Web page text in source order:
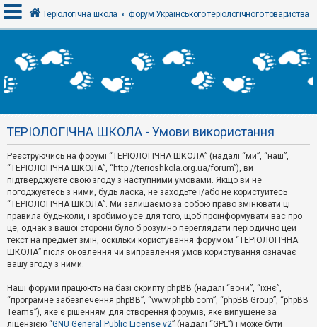
х
і
Р
є
с
т
р
а
ц
я
Т
м
и
б
е
Теріологічна школа форум Українського теріологічного товариства
ТЕРІОЛОГІЧНА ШКОЛА - Умови використання
Реєструючись на форумі “ТЕРІОЛОГІЧНА ШКОЛА” (надалі “ми”, “наш”,
“ТЕРІОЛОГІЧНА ШКОЛА”, “http://terioshkola.org.ua/forum”), ви
підтверджуєте свою згоду з наступними умовами. Якщо ви не
погоджуєтесь з ними, будь ласка, не заходьте і/або не користуйтесь
“ТЕРІОЛОГІЧНА ШКОЛА”. Ми залишаємо за собою право змінювати ці
правила будь-коли, і зробимо усе для того, щоб проінформувати вас про
це, однак з вашої сторони було б розумно переглядати періодично цей
текст на предмет змін, оскільки користування форумом “ТЕРІОЛОГІЧНА
ШКОЛА” після оновлення чи виправлення умов користування означає
вашу згоду з ними.
Наші форуми працюють на базі скрипту phpBB (надалі “вони”, “їхнє”,
“програмне забезпечення phpBB”, “www.phpbb.com”, “phpBB Group”, “phpBB
Teams”), яке є рішенням для створення форумів, яке випущене за
ліцензією “GNU General Public License v2” (надалі “GPL”) і може бути